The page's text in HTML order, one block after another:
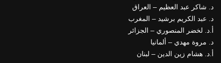
د. شاكر عبد العظيم – العراق
د. عبد الكريم برشيد – المغرب
أ.د. لخضر المنصوري – الجزائر
د. مروة مهدي – ألمانيا
أ.د. هشام زين الدين – لبنان